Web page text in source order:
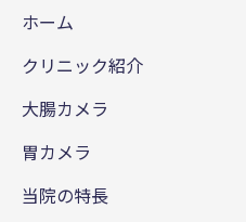
ホーム
クリニック紹介
大腸カメラ
胃カメラ
当院の特長